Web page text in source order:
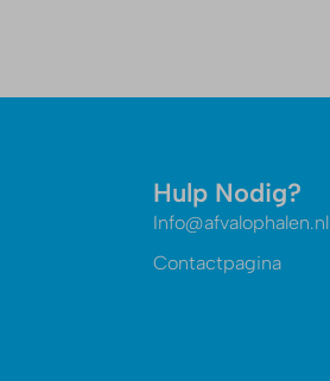
Hulp Nodig?
Info@afvalophalen.nl
Contactpagina